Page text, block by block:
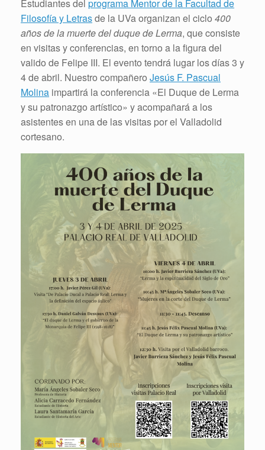
Estudiantes del programa Mentor de la Facultad de
Filosofía y Letrasde la UVa organizan el ciclo 400
años de la muerte del duque de Lerma, que consiste
en visitas y conferencias, en torno a la figura del
valido de Felipe III. El evento tendrá lugar los días 3 y
4 de abril. Nuestro compañero Jesús F. Pascual
Molina impartirá la conferencia «El Duque de Lerma
y su patronazgo artístico» y acompañará a los
asistentes en una de las visitas por el Valladolid
cortesano.